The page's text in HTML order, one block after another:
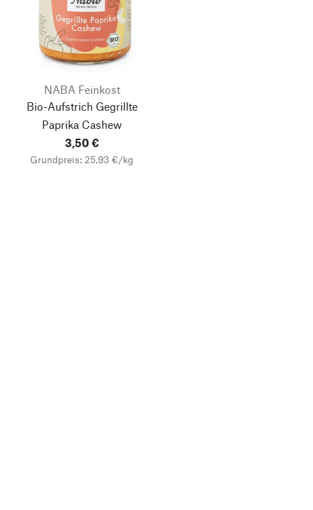
NABA Feinkost
Bio-Aufstrich Gegrillte
Paprika Cashew
3,50 €
Grundpreis: 25,93 €/kg